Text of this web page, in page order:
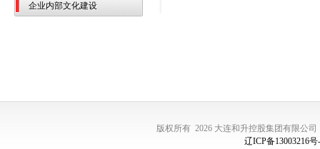
企业内部文化建设
版权所有 2026 大连和升控股集团有限公司
辽ICP备13003216